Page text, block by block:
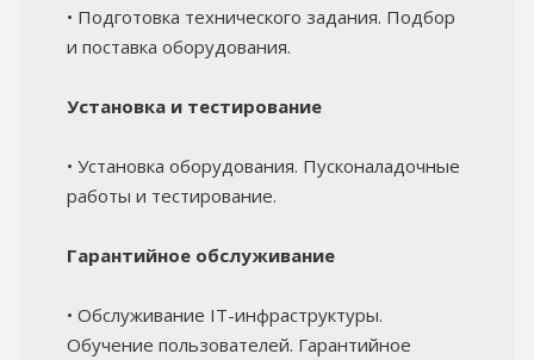
• Подготовка технического задания. Подбор
и поставка оборудования.
Установка и тестирование
• Установка оборудования. Пусконаладочные
работы и тестирование.
Гарантийное обслуживание
• Обслуживание IT-инфраструктуры.
Обучение пользователей. Гарантийное